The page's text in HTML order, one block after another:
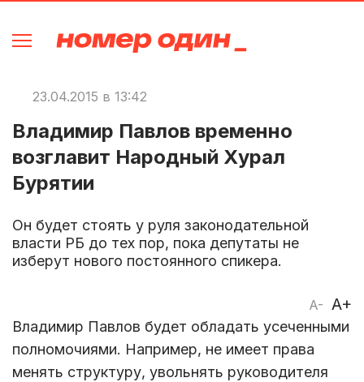
23.04.2015 в 13:42
Владимир Павлов временно
возглавит Народный Хурал
Бурятии
Он будет стоять у руля законодательной
власти РБ до тех пор, пока депутаты не
изберут нового постоянного спикера.
A- A+
Владимир Павлов будет обладать усеченными
полномочиями. Например, не имеет права
менять структуру, увольнять руководителя